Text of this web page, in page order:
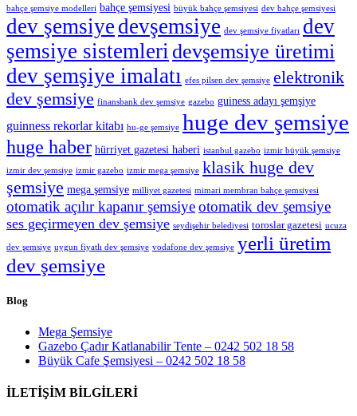
bahçe şemsiye modelleri bahçe şemsiyesi büyük bahçe şemsiyesi dev bahçe şemsiyesi
dev şemsiye devşemsiye dev şemsiye fiyatları dev
şemsiye sistemleri devşemsiye üretimi
dev şemşiye imalatı efes pilsen dev şemsiye elektronik
dev şemsiye finansbank dev şemsiye gazebo guiness adayı şemşiye
guinness rekorlar kitabı hu-ge şemsiye huge dev şemsiye
huge haber hürriyet gazetesi haberi istanbul gazebo izmir büyük şemsiye
izmir dev şemsiye izmir gazebo izmir mega şemsiye klasik huge dev
şemsiye mega şemsiye milliyet gazetesi mimari membran bahçe şemsiyesi
otomatik açılır kapanır şemsiyeotomatik dev şemsiye
ses geçirmeyen dev şemsiye seydişehir belediyesi toroslar gazetesi ucuza
dev şemsiye uygun fiyatlı dev şemsiye vodafone dev şemsiye yerli üretim
dev şemsiye
Blog
Mega Şemsiye
Gazebo Çadır Katlanabilir Tente – 0242 502 18 58
Büyük Cafe Şemsiyesi – 0242 502 18 58
İLETİŞİM BİLGİLERİ